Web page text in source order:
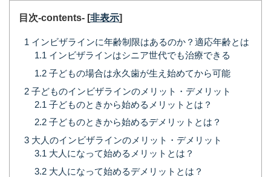
目次-contents- [非表示]
1 インビザラインに年齢制限はあるのか？適応年齢とは
1.1 インビザラインはシニア世代でも治療できる
1.2子どもの場合は永久歯が生え始めてから可能
2 子どものインビザラインのメリット・デメリット
2.1 子どものときから始めるメリットとは？
2.2子どものときから始めるデメリットとは？
3 大人のインビザラインのメリット・デメリット
3.1 大人になって始めるメリットとは？
3.2大人になって始めるデメリットとは？